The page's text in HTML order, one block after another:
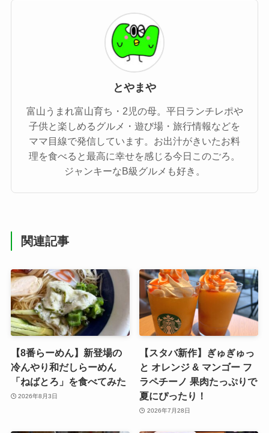
とやまや
富山うまれ富山育ち・2児の母。平日ランチレポや
子供と楽しめるグルメ・遊び場・旅行情報などを
ママ目線で発信しています。お出汁がきいたお料
理を食べると最高に幸せを感じる今日このごろ。
ジャンキーなB級グルメも好き。
関連記事
【8番らーめん】新登場の
冷んやり和だしらーめん
「ねばとろ」を食べてみた
2026年8月3日
【スタバ新作】ぎゅぎゅっ
と オレンジ & マンゴー フ
ラペチーノ 果肉たっぷりで
夏にぴったり！
2026年7月28日